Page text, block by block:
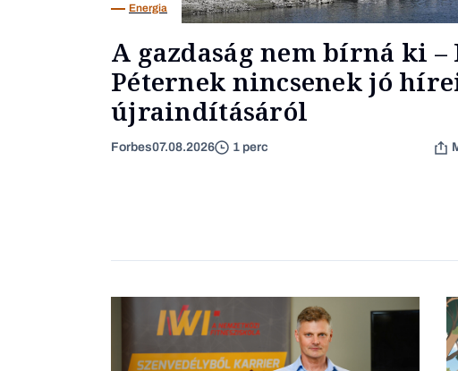
Energia
A gazdaság nem bírná ki –
Péternek nincsenek jó
újraindításáról
Forbes07.08.2026 1 perc